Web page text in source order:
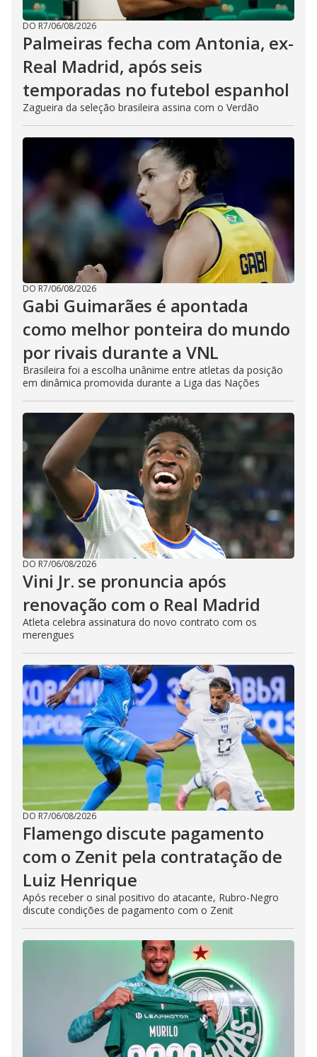
DO R7/06/08/2026
Palmeiras fecha com Antonia, ex-
Real Madrid, após seis
temporadas no futebol espanhol
Zagueira da seleção brasileira assina com o Verdão
DO R7/06/08/2026
Gabi Guimarães é apontada
como melhor ponteira do mundo
por rivais durante a VNL
Brasileira foi a escolha unânime entre atletas da posição
em dinâmica promovida durante a Liga das Nações
DO R7/06/08/2026
Vini Jr. se pronuncia após
renovação com o Real Madrid
Atleta celebra assinatura do novo contrato com os
merengues
DO R7/06/08/2026
Flamengo discute pagamento
com o Zenit pela contratação de
Luiz Henrique
Após receber o sinal positivo do atacante, Rubro-Negro
discute condições de pagamento com o Zenit